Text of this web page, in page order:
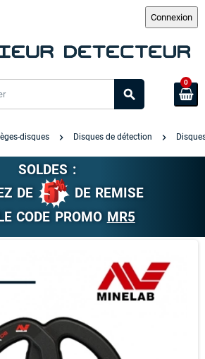
search
0
disques chevron_right Disques de détection chevron_right
SOLDES :
DE
DE REMISE
CODE PROMO MR5